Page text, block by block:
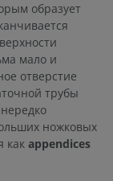
образует
мало и
отверстие
трубы
ножковых
как appendices